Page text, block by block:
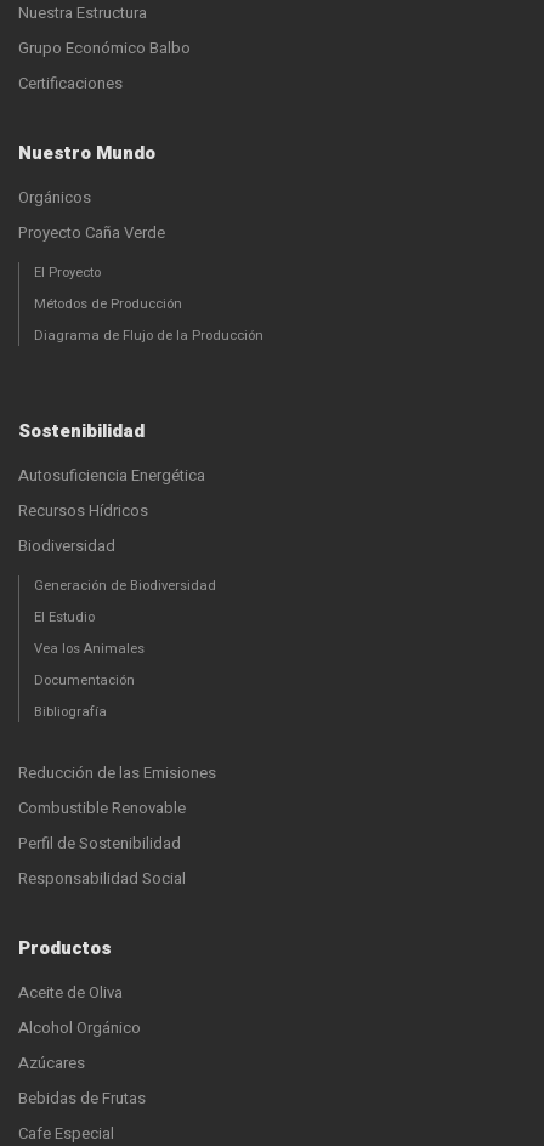
Nuestra Estructura
Grupo Económico Balbo
Certificaciones
Nuestro Mundo
Orgánicos
Proyecto Caña Verde
El Proyecto
Métodos de Producción
Diagrama de Flujo de la Producción
Sostenibilidad
Autosuficiencia Energética
Recursos Hídricos
Biodiversidad
Generación de Biodiversidad
El Estudio
Vea los Animales
Documentación
Bibliografía
Reducción de las Emisiones
Combustible Renovable
Perfil de Sostenibilidad
Responsabilidad Social
Productos
Aceite de Oliva
Alcohol Orgánico
Azúcares
Bebidas de Frutas
Cafe Especial